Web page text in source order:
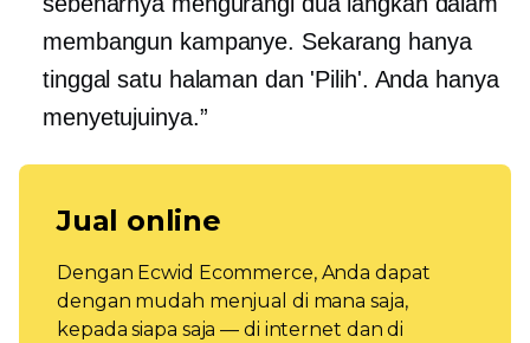
membangun kampanye. Sekarang hanya
tinggal satu halaman dan 'Pilih'. Anda hanya
menyetujuinya.”
Jual online
Dengan Ecwid Ecommerce, Anda dapat
dengan mudah menjual di mana saja,
kepada siapa saja — di internet dan di